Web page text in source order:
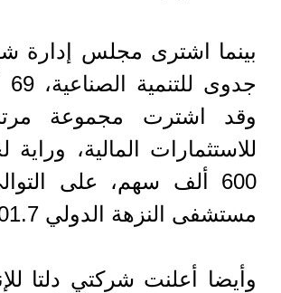
بينما اشترى مجلس إدارة
وقد اشترت مجموعة
600 ألف سهم، على
مستشفى النزهة الدولي 101.7 ألف سهم.
وأيضا أعلنت شركتي دلتا